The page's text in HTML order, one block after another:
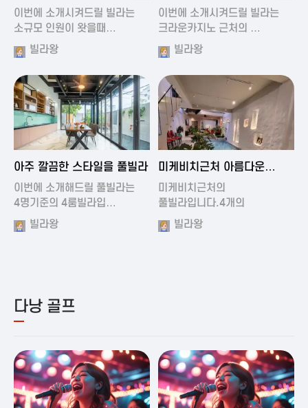
풀빌라
이번에 소개시켜드릴 빌라는
소규모 인원이 왓을때…
빌라왕
이번에 소개시켜드릴 빌라는
크라운카지노 근처의 …
빌라왕
2024-11-19 01:01
아주 깔끔한 스타일을 풀빌라
이번에 소개해드릴 풀빌라는
4명기준의 4룸빌라입…
빌라왕
2024-11-16 15:32
미케비치근처 아름다운
풀빌라
미케비치근처의
풀빌라입니다.4개의
아름다운방과…
빌라왕
다낭 골프